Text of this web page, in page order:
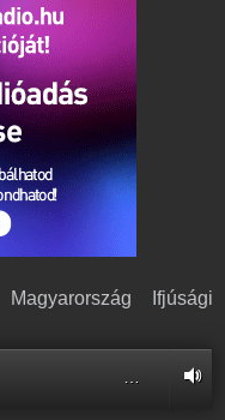
Ifjúsági